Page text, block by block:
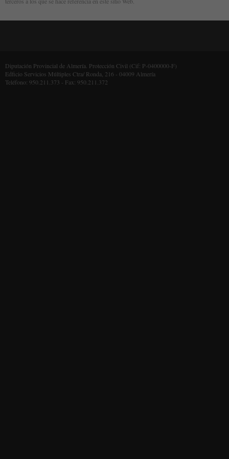
Diputación Provincial de Almería. Protección Civil (Cif: P-0400000-F)
Edficio Servicios Múltiples Ctra/ Ronda, 216 - 04009 Almería
Teléfono: 950.211.373 - Fax: 950.211.372